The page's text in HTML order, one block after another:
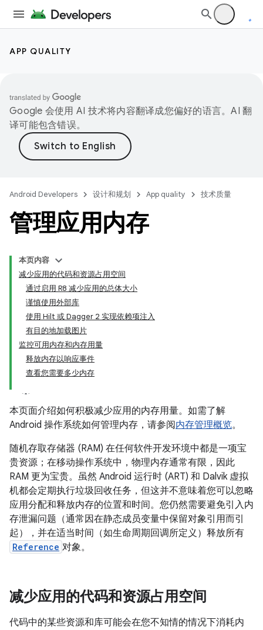
APP QUALITY
Google 会使用 AI 技术将内容翻译成您偏好的语言。AI 翻
译可能包含错误。
Android Developers 设计和规划 App quality 技术质量
管理应用内存
本页内容
减少应用的代码和资源占用空间
通过启用 R8 减少应用的总体大小
谨慎使用外部库
使用 Hilt 或 Dagger 2 实现依赖项注入
有目的地加载图片
监控可用内存和内存用量
释放内存以响应事件
查看您需要多少内存
本页面介绍如何积极减少应用的内存用量。如需了解
Android 操作系统如何管理内存，请参阅内存管理概览。
随机存取存储器 (RAM) 在任何软件开发环境中都是一项宝
贵资源；在移动操作系统中，物理内存通常有限，因此
RAM 更为宝贵。虽然 Android 运行时 (ART) 和 Dalvik 虚拟
机都会定期执行垃圾回收任务，但这并不意味着您可以忽略
应用分配和释放内存的位置和时间。您仍然需要避免引入内
存泄漏问题（通常因在静态成员变量中保留对象引用而引
起），并在适当时间（如生命周期回调所定义）释放所有
Reference 对象。
减少应用的代码和资源占用空间
代码中的某些资源和库可能会在您不知情的情况下消耗内